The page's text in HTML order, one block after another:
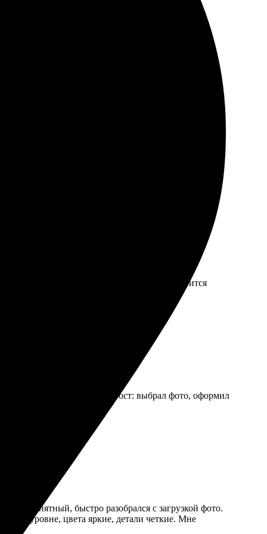
с оформлением. Получила свою работу в срок,
цвета яркие и насыщенные.
качественно, цвет яркий, фото смотрится
Порядок действий прост: выбрал фото, оформил
понятный, быстро разобрался с загрузкой фото.
уровне, цвета яркие, детали четкие. Мне